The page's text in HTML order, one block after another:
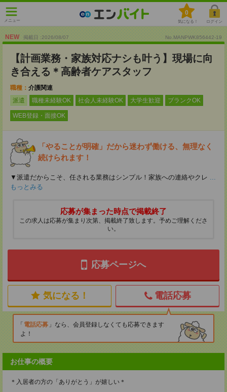
メニュー
0
気になる！ ログイン
NEW 掲載日 :2026/08/07 No.MANPWK856442-19
【計画業務・家族対応ナシも叶う】現場に向
き合える＊高齢者ケアスタッフ
職種： 介護関連
派遣
職種未経験OK 社会人未経験OK 大学生歓迎 ブランクOK
WEB登録・面接OK
「やることが明確」だから迷わず働ける、無理なく
続けられます！
▼派遣だからこそ、任される業務はシンプル！家族への連絡やクレ ...
もっとみる
応募が集まった時点で掲載終了
この求人は応募が集まり次第、掲載終了致します。予めご理解くださ
い。
応募ページへ
気になる！ 電話応募
電話応募
なら、会員登録しなくても応募できます
よ！
お仕事の概要
＊入居者の方の「ありがとう」が嬉しい＊